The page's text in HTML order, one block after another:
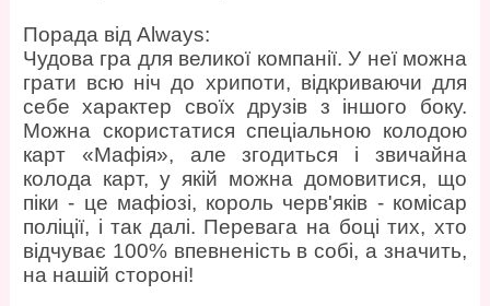
Порада від Always:
Чудова гра для великої компанії. У неї можна
грати всю ніч до хрипоти, відкриваючи для
себе характер своїх друзів з іншого боку.
Можна скористатися спеціальною колодою
карт «Мафія», але згодиться і звичайна
колода карт, у якій можна домовитися, що
піки - це мафіозі, король черв'яків - комісар
поліції, і так далі. Перевага на боці тих, хто
відчуває 100% впевненість в собі, а значить,
на нашій стороні!